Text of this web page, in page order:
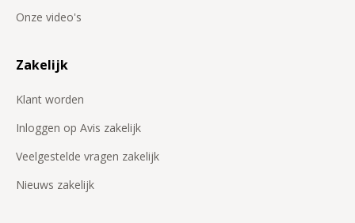
Onze video's
Zakelijk
Klant worden
Inloggen op Avis zakelijk
Veelgestelde vragen zakelijk
Nieuws zakelijk